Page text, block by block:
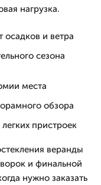
нагрузка.
осадков и ветра
сезона
места
обзора
пристроек
веранды
и финальной
нужно заказать